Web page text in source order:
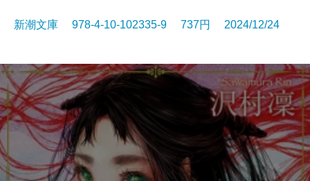
新潮文庫 978-4-10-102335-9 737円 2024/12/24